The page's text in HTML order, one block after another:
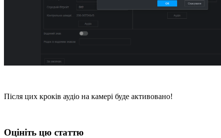
Після цих кроків аудіо на камері буде активовано!
Оцініть цю статтю